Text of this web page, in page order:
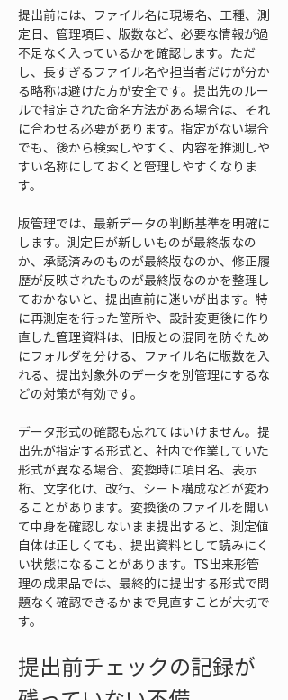
提出前には、ファイル名に現場名、工種、測
定日、管理項目、版数など、必要な情報が過
不足なく入っているかを確認します。ただ
し、長すぎるファイル名や担当者だけが分か
る略称は避けた方が安全です。提出先のルー
ルで指定された命名方法がある場合は、それ
に合わせる必要があります。指定がない場合
でも、後から検索しやすく、内容を推測しや
すい名称にしておくと管理しやすくなりま
す。
版管理では、最新データの判断基準を明確に
します。測定日が新しいものが最終版なの
か、承認済みのものが最終版なのか、修正履
歴が反映されたものが最終版なのかを整理し
ておかないと、提出直前に迷いが出ます。特
に再測定を行った箇所や、設計変更後に作り
直した管理資料は、旧版との混同を防ぐため
にフォルダを分ける、ファイル名に版数を入
れる、提出対象外のデータを別管理にするな
どの対策が有効です。
データ形式の確認も忘れてはいけません。提
出先が指定する形式と、社内で作業していた
形式が異なる場合、変換時に項目名、表示
桁、文字化け、改行、シート構成などが変わ
ることがあります。変換後のファイルを開い
て中身を確認しないまま提出すると、測定値
自体は正しくても、提出資料として読みにく
い状態になることがあります。TS出来形管
理の成果品では、最終的に提出する形式で問
題なく確認できるかまで見直すことが大切で
す。
提出前チェックの記録が